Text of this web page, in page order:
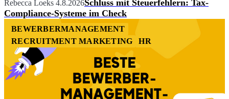
Rebecca Loeks 4.8.2026Schluss mit Steuerfehlern: Tax-
Compliance-Systeme im Check
BEWERBERMANAGEMENT
RECRUITMENT MARKETING
HR